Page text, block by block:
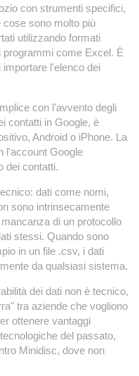
con strumenti specifici,
sono molto più
utilizzando formati
programmi come Excel. È
l'elenco dei
con l'avvento degli
contatti in Google, è
Android o iPhone. La
l'account Google
dei contatti.
dati come nomi,
sono intrinsecamente
di un protocollo
stessi. Quando sono
in un file .csv, i dati
da qualsiasi sistema.
dei dati non è tecnico,
tra aziende che vogliono
ottenere vantaggi
del passato,
Minidisc, dove non